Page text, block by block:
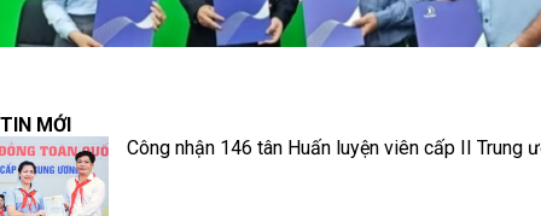
TIN MỚI
Công nhận 146 tân Huấn luyện viên cấp II Trung